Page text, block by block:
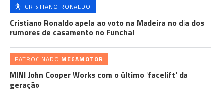
CRISTIANO RONALDO
Cristiano Ronaldo apela ao voto na Madeira no dia dos
rumores de casamento no Funchal
PATROCINADO MEGAMOTOR
MINI John Cooper Works com o último 'facelift' da
geração